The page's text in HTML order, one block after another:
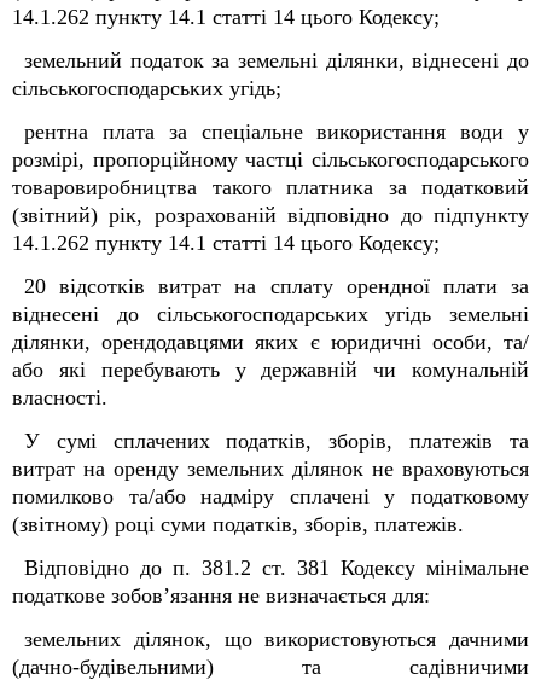
14.1.262 пункту 14.1 статті 14 цього Кодексу;
земельний податок за земельні ділянки, віднесені до
сільськогосподарських угідь;
рентна плата за спеціальне використання води у
розмірі, пропорційному частці сільськогосподарського
товаровиробництва такого платника за податковий
(звітний) рік, розрахованій відповідно до підпункту
14.1.262 пункту 14.1 статті 14 цього Кодексу;
20 відсотків витрат на сплату орендної плати за
віднесені до сільськогосподарських угідь земельні
ділянки, орендодавцями яких є юридичні особи, та/
або які перебувають у державній чи комунальній
власності.
У сумі сплачених податків, зборів, платежів та
витрат на оренду земельних ділянок не враховуються
помилково та/або надміру сплачені у податковому
(звітному) році суми податків, зборів, платежів.
Відповідно до п. 381.2 ст. 381 Кодексу мінімальне
податкове зобов’язання не визначається для:
земельних ділянок, що використовуються дачними
(дачно-будівельними) та садівничими